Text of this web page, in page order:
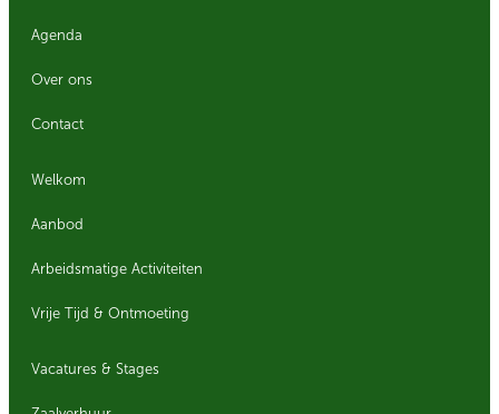
Agenda
Over ons
Contact
Welkom
Aanbod
Arbeidsmatige Activiteiten
Vrije Tijd & Ontmoeting
Vacatures & Stages